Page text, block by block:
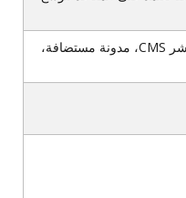
MCP، وصول API، نشر CMS، مدونة مستضافة،